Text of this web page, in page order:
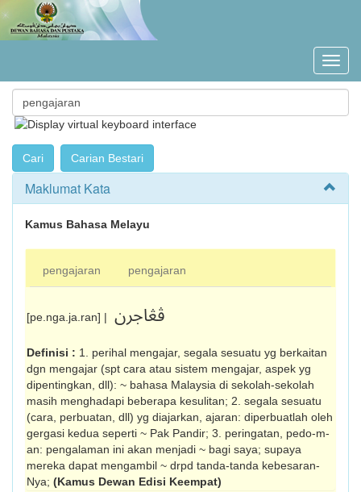
Maklumat Kata
Kamus Bahasa Melayu
pengajaran pengajaran
[pe.nga.ja.ran] | ڤڠاجرن
Definisi : 1. perihal mengajar, segala sesuatu yg berkaitan
dgn mengajar (spt cara atau sistem mengajar, aspek yg
dipentingkan, dll): ~ bahasa Malaysia di sekolah-sekolah
masih menghadapi beberapa kesulitan; 2. segala sesuatu
(cara, perbuatan, dll) yg diajar­kan, ajaran: diperbuatlah oleh
gergasi kedua seperti ~ Pak Pandir; 3. peringatan, pedo-m­
an: pengalaman ini akan menjadi ~ bagi saya; supaya
mereka dapat mengambil ~ drpd tanda-tanda kebesaran-
Nya; (Kamus Dewan Edisi Keempat)